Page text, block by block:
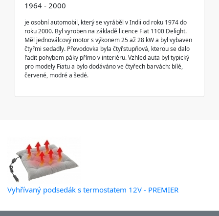
1964 - 2000
je osobní automobil, který se vyráběl v Indii od roku 1974 do
roku 2000. Byl vyroben na základě licence Fiat 1100 Delight.
Měl jednoválcový motor s výkonem 25 až 28 kW a byl vybaven
čtyřmi sedadly. Převodovka byla čtyřstupňová, kterou se dalo
řadit pohybem páky přímo v interiéru. Vzhled auta byl typický
pro modely Fiatu a bylo dodáváno ve čtyřech barvách: bílé,
červené, modré a šedé.
Vyhřívaný podsedák s termostatem 12V - PREMIER